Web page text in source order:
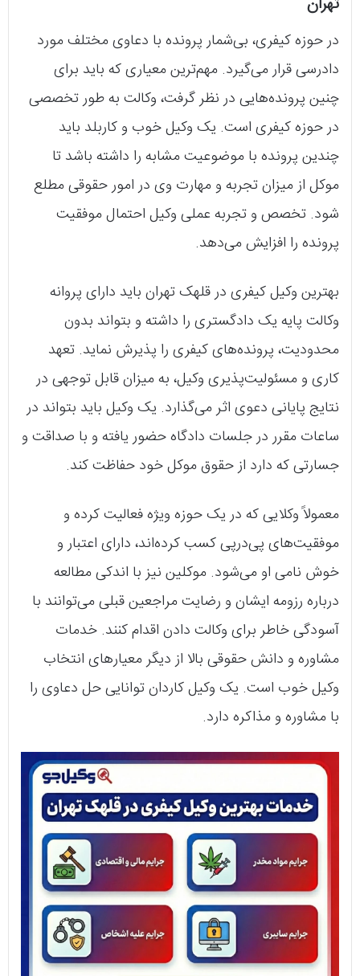
در حوزه کیفری، بی‌شمار پرونده با دعاوی مختلف مورد
دادرسی قرار می‌گیرد. مهم‌ترین معیاری که باید برای
چنین پرونده‌هایی در نظر گرفت، وکالت به طور تخصصی
در حوزه کیفری است. یک وکیل خوب و کاربلد باید
چندین پرونده با موضوعیت مشابه را داشته باشد تا
موکل از میزان تجربه و مهارت وی در امور حقوقی مطلع
شود. تخصص و تجربه عملی وکیل احتمال موفقیت
پرونده را افزایش می‌دهد.
بهترین وکیل کیفری در قلهک تهران باید دارای پروانه
وکالت پایه یک دادگستری را داشته و بتواند بدون
محدودیت، پرونده‌های کیفری را پذیرش نماید. تعهد
کاری و مسئولیت‌پذیری وکیل، به میزان قابل توجهی در
نتایج پایانی دعوی اثر می‌گذارد. یک وکیل باید بتواند در
ساعات مقرر در جلسات دادگاه حضور یافته و با صداقت و
جسارتی که دارد از حقوق موکل خود حفاظت کند.
معمولاً وکلایی که در یک حوزه ویژه فعالیت کرده و
موفقیت‌های پی‌درپی کسب کرده‌اند، دارای اعتبار و
خوش نامی او می‌شود. موکلین نیز با اندکی مطالعه
درباره رزومه ایشان و رضایت مراجعین قبلی می‌توانند با
آسودگی خاطر برای وکالت دادن اقدام کنند. خدمات
مشاوره و دانش حقوقی بالا از دیگر معیارهای انتخاب
وکیل خوب است. یک وکیل کاردان توانایی حل دعاوی را
با مشاوره و مذاکره دارد.